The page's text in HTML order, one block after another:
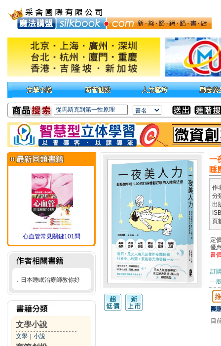
心血管常見關鍵101問
． 日本睡眠治療師教你好
文學小說
文學 小說
一
睡
作
分
出
頁
定
優
書
訂
一
團
目